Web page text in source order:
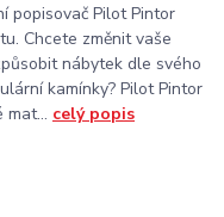
popisovač Pilot Pintor
Chcete změnit vaše
nábytek dle svého
kamínky? Pilot Pintor
mat... celý popis